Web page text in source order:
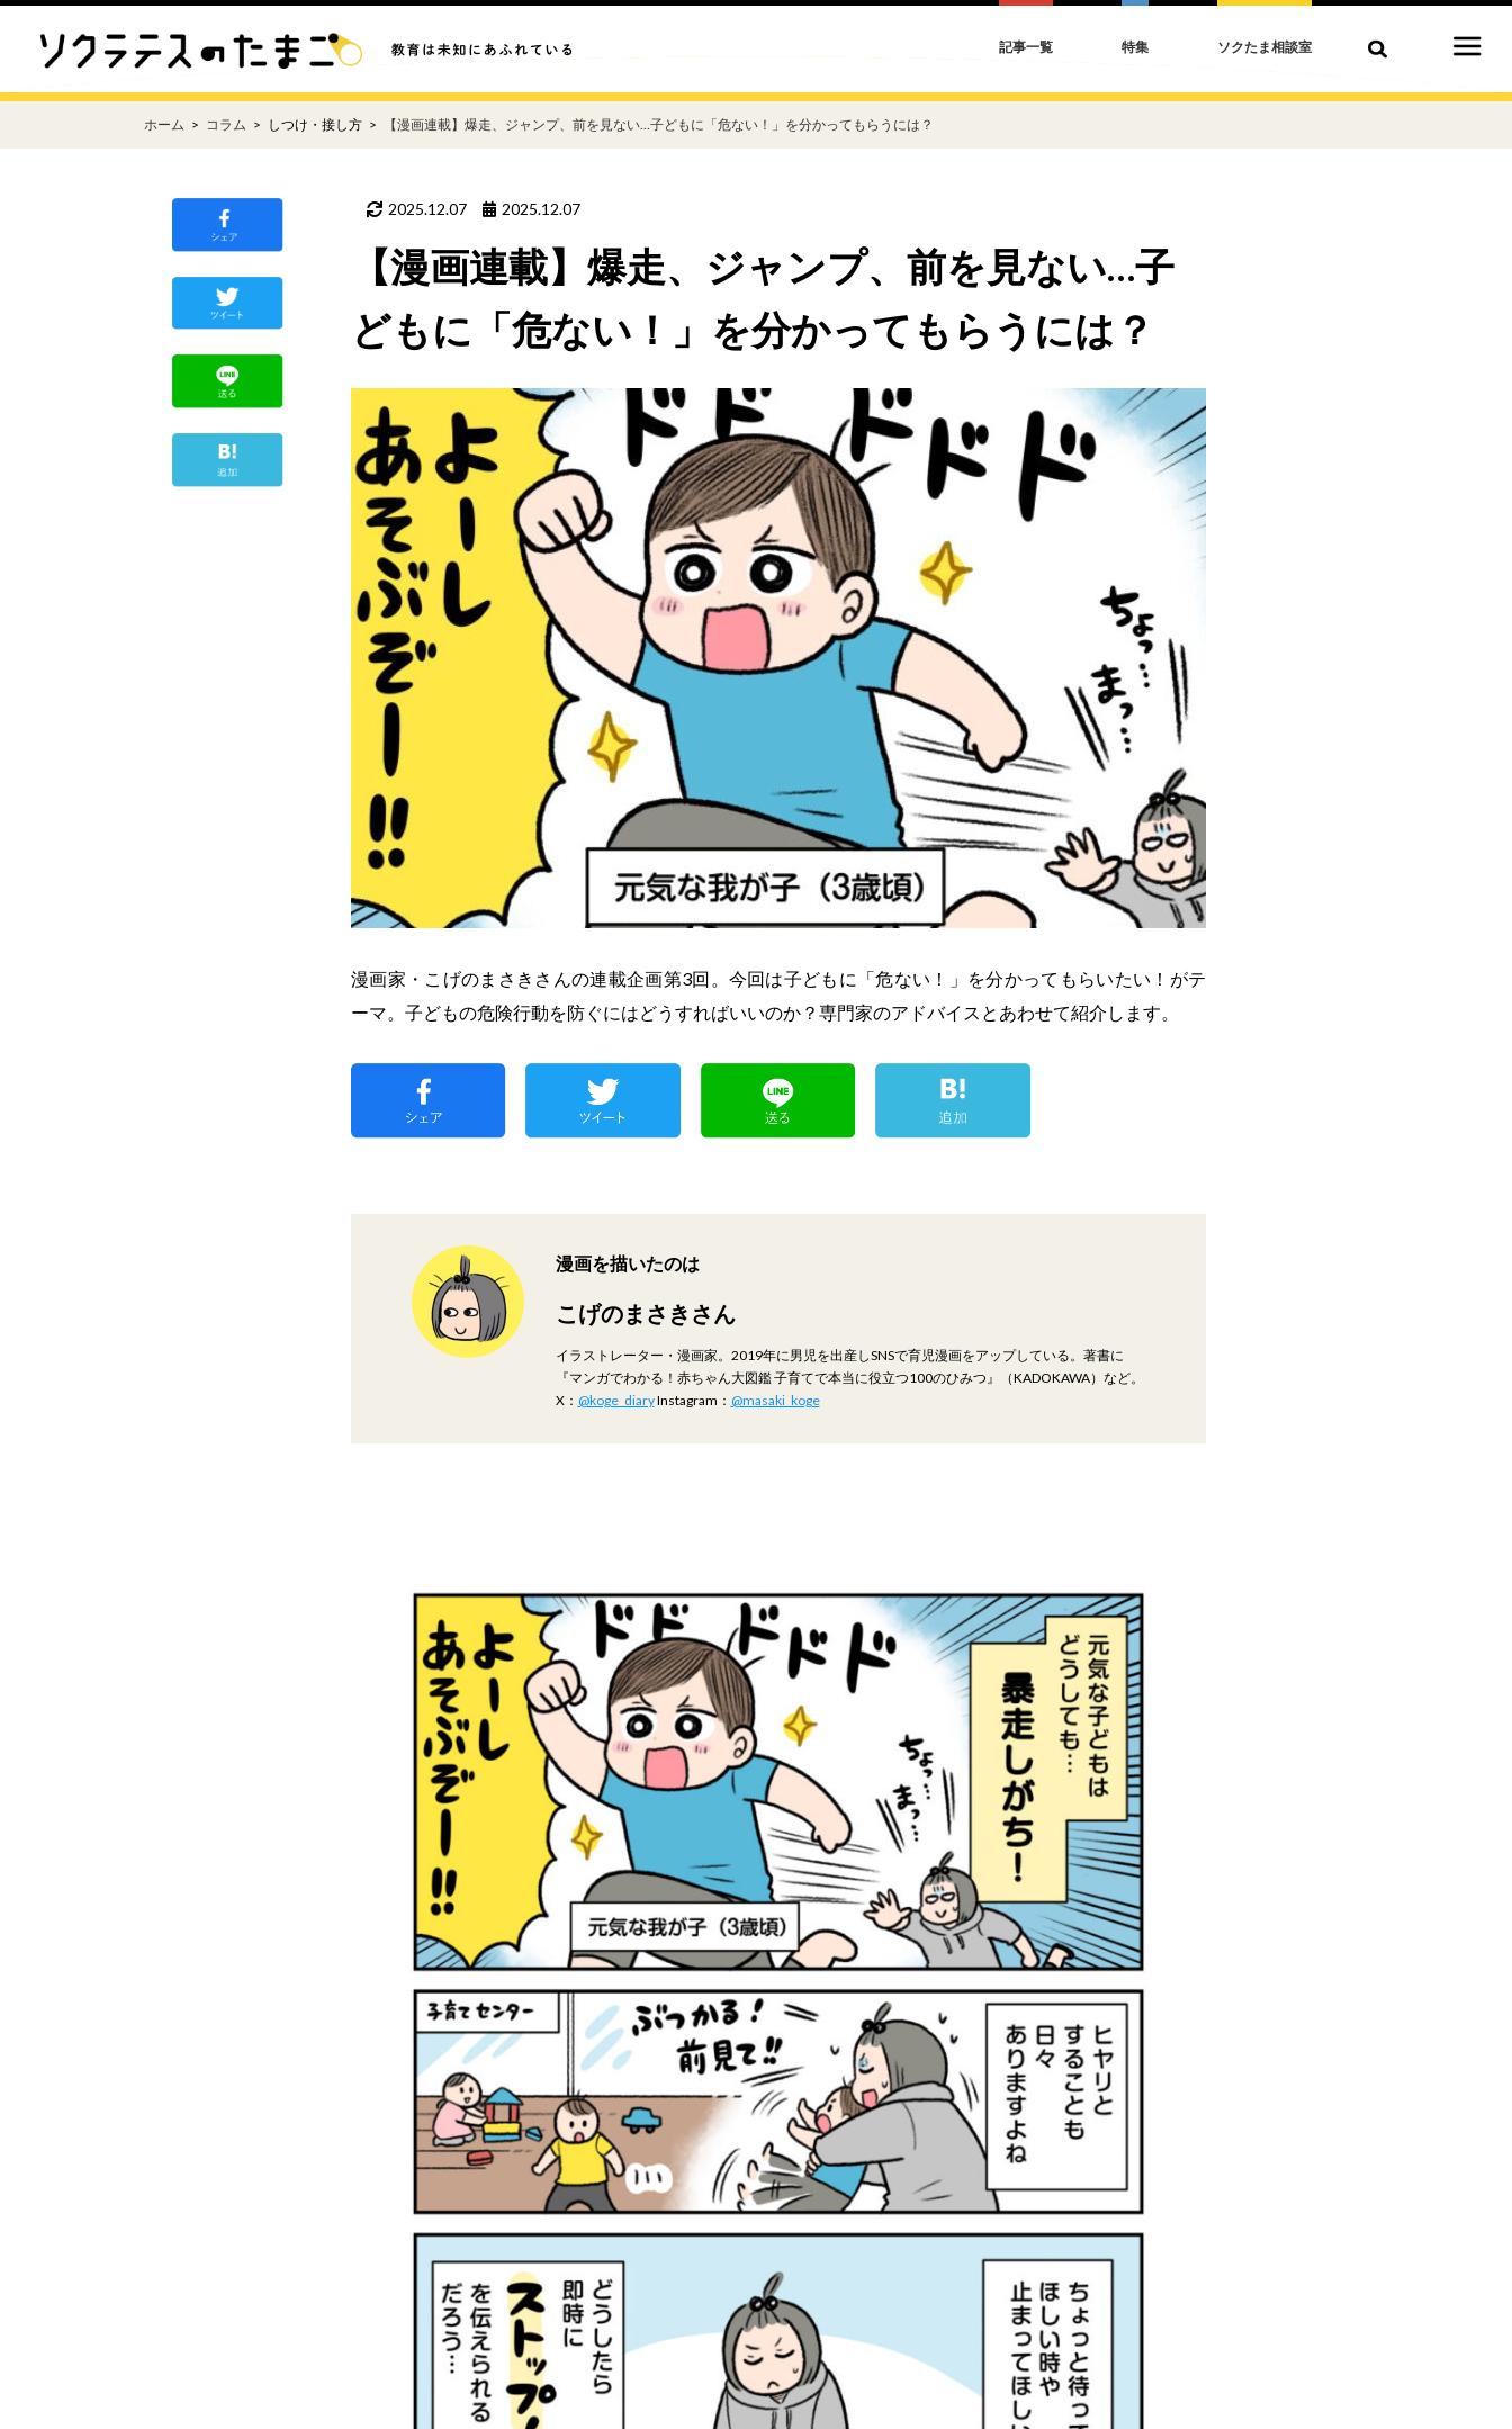
ホーム コラム しつけ・接し方 【漫画連載】爆走、ジャンプ、前を見ない…子どもに「危ない！」を分かってもらうには？
2025.12.07 2025.12.07
【漫画連載】爆走、ジャンプ、前を見ない…子
どもに「危ない！」を分かってもらうには？
漫画家・こげのまさきさんの連載企画第3回。今回は子どもに「危ない！」を分かってもらいたい！がテ
ーマ。子どもの危険行動を防ぐにはどうすればいいのか？専門家のアドバイスとあわせて紹介します。
漫画を描いたのは
こげのまさきさん
イラストレーター・漫画家。2019年に男児を出産しSNSで育児漫画をアップしている。著書に
『マンガでわかる！赤ちゃん大図鑑 子育てで本当に役立つ100のひみつ』（KADOKAWA）など。
X： @koge_diaryInstagram： @masaki_koge
記事一覧 特集 ソクたま相談室